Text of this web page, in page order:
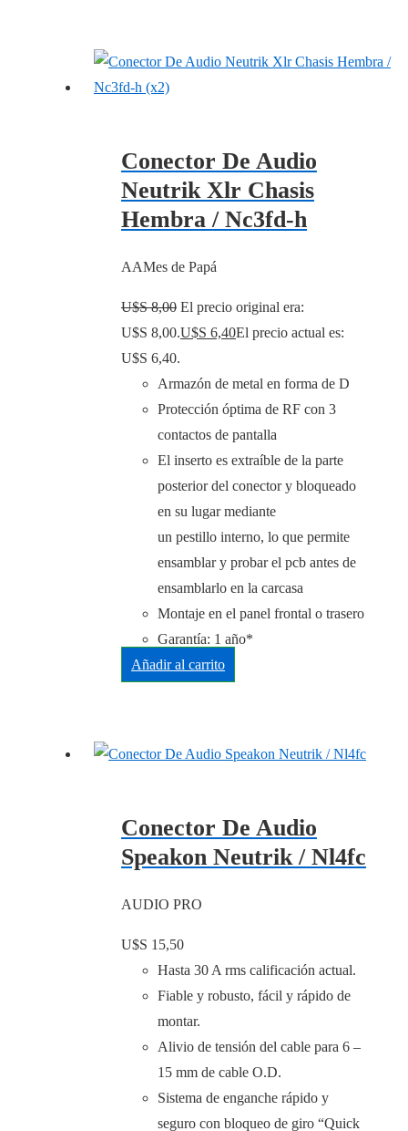
Conector De Audio
Neutrik Xlr Chasis
Hembra / Nc3fd-h
AAMes de Papá
U$S8,00 El precio original era:
U$S 8,00.U$S 6,40El precio actual es:
U$S 6,40.
Armazón de metal en forma de D
Protección óptima de RF con 3
contactos de pantalla
El inserto es extraíble de la parte
posterior del conector y bloqueado
en su lugar mediante
un pestillo interno, lo que permite
ensamblar y probar el pcb antes de
ensamblarlo en la carcasa
Montaje en el panel frontal o trasero
Garantía: 1 año*
Añadir al carrito
Conector De Audio
Speakon Neutrik / Nl4fc
AUDIO PRO
U$S 15,50
Hasta 30 A rms calificación actual.
Fiable y robusto, fácil y rápido de
montar.
Alivio de tensión del cable para 6 –
15 mm de cable O.D.
Sistema de enganche rápido y
seguro con bloqueo de giro “Quick